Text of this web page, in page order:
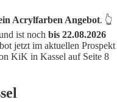
Acrylfarben Angebot. 👆
ist noch bis 22.08.2026
jetzt im aktuellen Prospekt
KiK in Kassel auf Seite 8